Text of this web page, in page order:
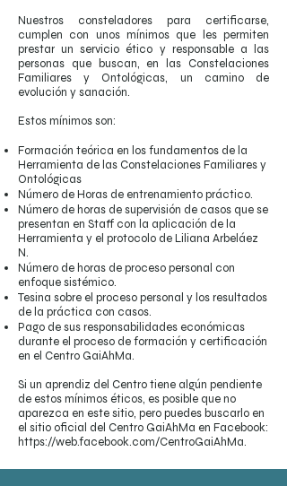
Nuestros consteladores para certificarse,
cumplen con unos mínimos que les permiten
prestar un servicio ético y responsable a las
personas que buscan, en las Constelaciones
Familiares y Ontológicas, un camino de
evolución y sanación.
Estos mínimos son:
Formación teórica en los fundamentos de la
Herramienta de las Constelaciones Familiares y
Ontológicas
Número de Horas de entrenamiento práctico.
Número de horas de supervisión de casos que se
presentan en Staff con la aplicación de la
Herramienta y el protocolo de Liliana Arbeláez
N.
Número de horas de proceso personal con
enfoque sistémico.
Tesina sobre el proceso personal y los resultados
de la práctica con casos.
Pago de sus responsabilidades económicas
durante el proceso de formación y certificación
en el Centro GaiAhMa.
Si un aprendiz del Centro tiene algún pendiente
de estos mínimos éticos, es posible que no
aparezca en este sitio, pero puedes buscarlo en
el sitio oficial del Centro GaiAhMa en Facebook:
https://web.facebook.com/CentroGaiAhMa.